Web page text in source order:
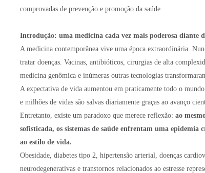
comprovadas de prevenção e promoção da saúde.
Introdução: uma medicina cada vez mais poderosa diante
A medicina contemporânea vive uma época extraordinária.
tratar doenças. Vacinas, antibióticos, cirurgias de alta
medicina genômica e inúmeras outras tecnologias
A expectativa de vida aumentou em praticamente todo o
e milhões de vidas são salvas diariamente graças ao avanço
Entretanto, existe um paradoxo que merece reflexão: ao
sofisticada, os sistemas de saúde enfrentam uma epidemia
ao estilo de vida.
Obesidade, diabetes tipo 2, hipertensão arterial, doenças
neurodegenerativas e transtornos relacionados ao estresse